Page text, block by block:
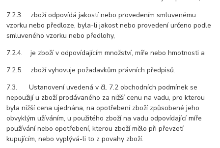
7.2.3. zboží odpovídá jakostí nebo provedením smluvenému
vzorku nebo předloze, byla-li jakost nebo provedení určeno podle
smluveného vzorku nebo předlohy,
7.2.4. je zboží v odpovídajícím množství, míře nebo hmotnosti a
7.2.5. zboží vyhovuje požadavkům právních předpisů.
7.3. Ustanovení uvedená v čl. 7.2 obchodních podmínek se
nepoužijí u zboží prodávaného za nižší cenu na vadu, pro kterou
byla nižší cena ujednána, na opotřebení zboží způsobené jeho
obvyklým užíváním, u použitého zboží na vadu odpovídající míře
používání nebo opotřebení, kterou zboží mělo při převzetí
kupujícím, nebo vyplývá-li to z povahy zboží.